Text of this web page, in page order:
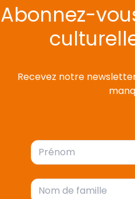
Abonnez-
Recevez notre